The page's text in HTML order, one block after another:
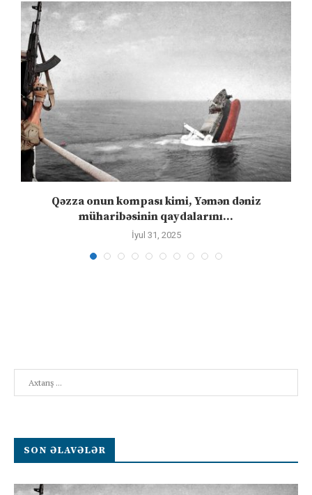
Qəzza onun kompası kimi, Yəmən dəniz
müharibəsinin qaydalarını...
İyul 31, 2025
SON ƏLAVƏLƏR